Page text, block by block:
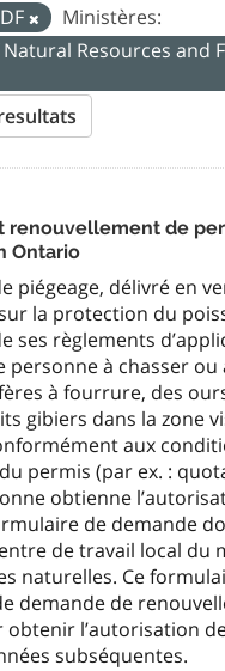
Ministères:
Resources and
renouvellement de
Ontario
piégeage, délivré en
la protection du
ses règlements
personne à chasser ou
à fourrure, des
gibiers dans la zone
aux
permis (par ex. :
obtienne
de demande
de travail local du
naturelles. Ce
demande de
l’autorisation
subséquentes.